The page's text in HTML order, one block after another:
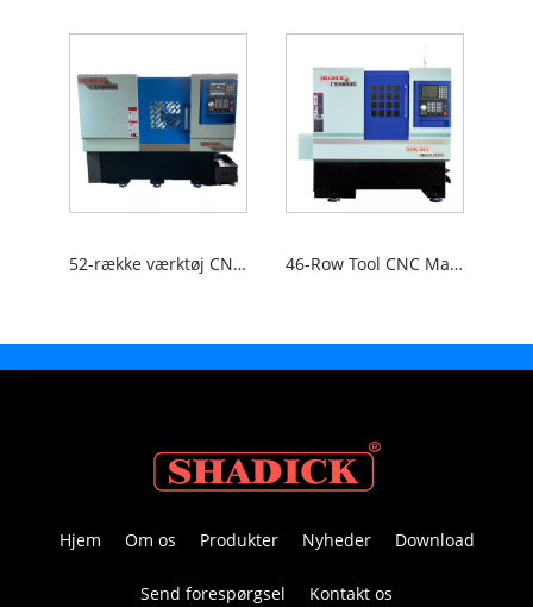
52-række værktøj CNC-værktøjsmaskiner 46-Row Tool CNC Maskinværktøjer
Hjem Om os Produkter Nyheder Download
Send forespørgsel Kontakt os